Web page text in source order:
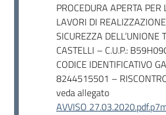
PROCEDURA APERTA PER
LAVORI DI
SICUREZZA DELL’UNIONE
CASTELLI – C.U.P.:
CODICE IDENTIFICATIVO
8244515501 –
veda allegato
AVVISO